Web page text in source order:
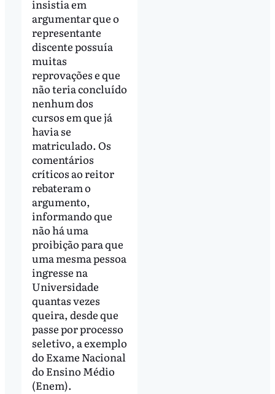
insistia em
argumentar que o
representante
discente possuía
muitas
reprovações e que
não teria concluído
nenhum dos
cursos em que já
havia se
matriculado. Os
comentários
críticos ao reitor
rebateram o
argumento,
informando que
não há uma
proibição para que
uma mesma pessoa
ingresse na
Universidade
quantas vezes
queira, desde que
passe por processo
seletivo, a exemplo
do Exame Nacional
do Ensino Médio
(Enem).